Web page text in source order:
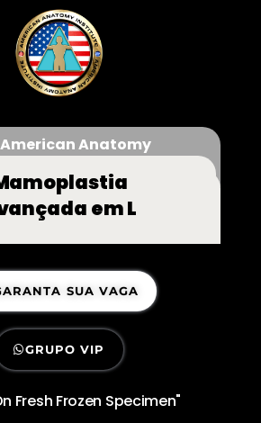
Anatomy
em L
SUA VAGA
GRUPO VIP
Fresh Frozen Specimen"